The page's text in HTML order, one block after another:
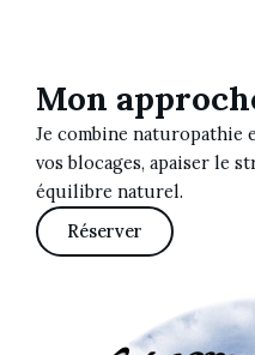
Mon
Je combine
vos blocages, apaiser le
équilibre naturel.
Réserver